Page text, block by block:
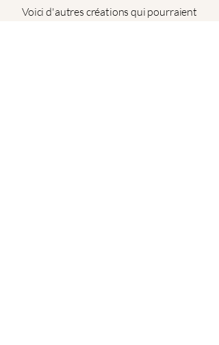
Voici d'autres créations qui pourraient